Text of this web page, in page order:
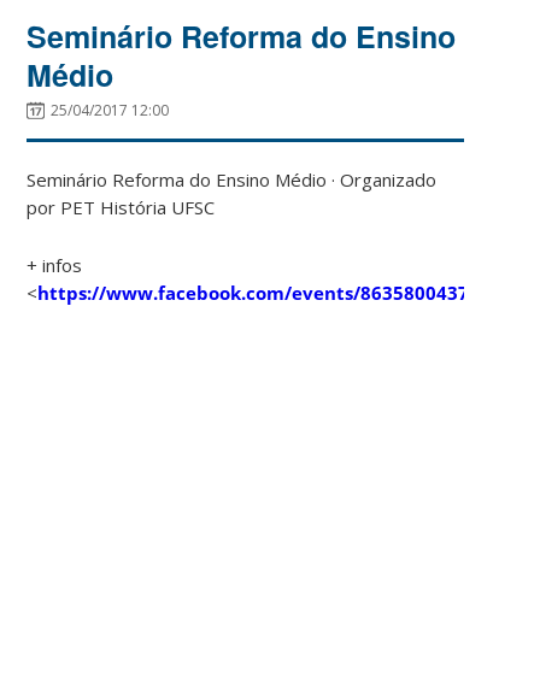
Seminário Reforma do Ensino
Médio
25/04/2017 12:00
Seminário Reforma do Ensino Médio · Organizado
por PET História UFSC
+ infos
<https://www.facebook.com/events/863580043781687/